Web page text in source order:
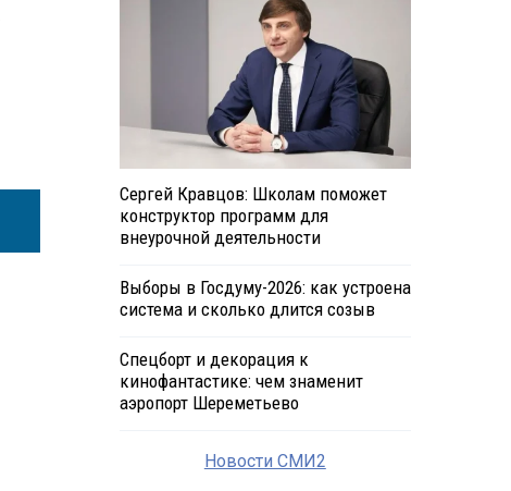
Сергей Кравцов: Школам поможет
конструктор программ для
внеурочной деятельности
Выборы в Госдуму-2026: как устроена
система и сколько длится созыв
Спецборт и декорация к
кинофантастике: чем знаменит
аэропорт Шереметьево
Новости СМИ2